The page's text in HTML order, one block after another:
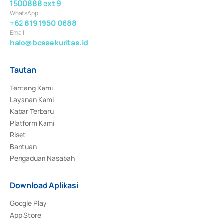
1500888 ext 9
WhatsApp
+62 819 1950 0888
Email
halo@bcasekuritas.id
Tautan
Tentang Kami
Layanan Kami
Kabar Terbaru
Platform Kami
Riset
Bantuan
Pengaduan Nasabah
Download Aplikasi
Google Play
App Store